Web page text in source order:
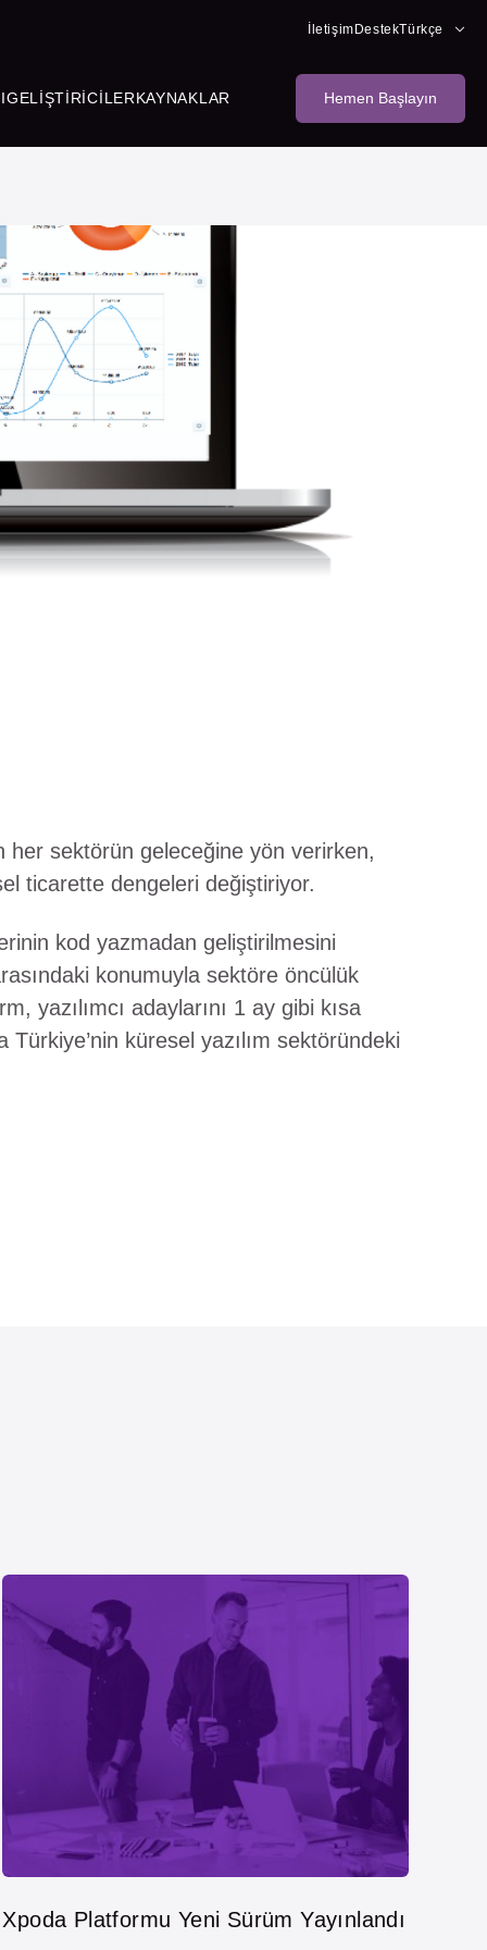
İletişim DestekTürkçe
GELIŞTIRICILERKAYNAKLAR Hemen Başlayın
her sektörün geleceğine yön verirken,
ticarette dengeleri değiştiriyor.
kod yazmadan geliştirilmesini
konumuyla sektöre öncülük
yazılımcı adaylarını 1 ay gibi kısa
küresel yazılım sektöründeki
Xpoda Platformu Yeni Sürüm Yayınlandı